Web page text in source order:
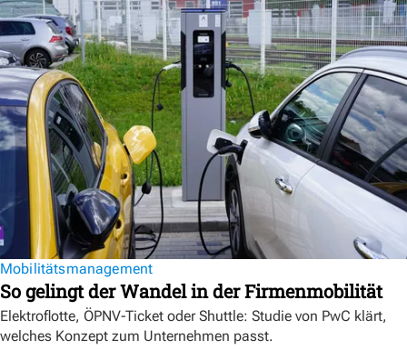
Mobilitätsmanagement
So gelingt der Wandel in der Firmenmobilität
Elektroflotte, ÖPNV-Ticket oder Shuttle: Studie von PwC klärt,
welches Konzept zum Unternehmen passt.